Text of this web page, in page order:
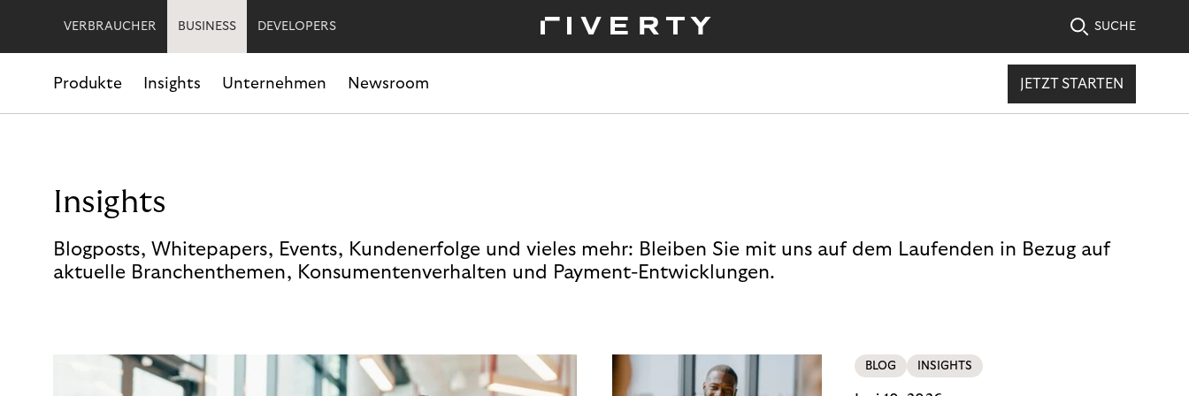
VERBRAUCHER BUSINESS DEVELOPERS SUCHE
Produkte Insights Unternehmen Newsroom JETZT STARTEN
Insights
Blogposts, Whitepapers, Events, Kundenerfolge und vieles mehr: Bleiben Sie mit uns auf dem Laufenden in Bezug auf
aktuelle Branchenthemen, Konsumentenverhalten und Payment-Entwicklungen.
BLOG INSIGHTS